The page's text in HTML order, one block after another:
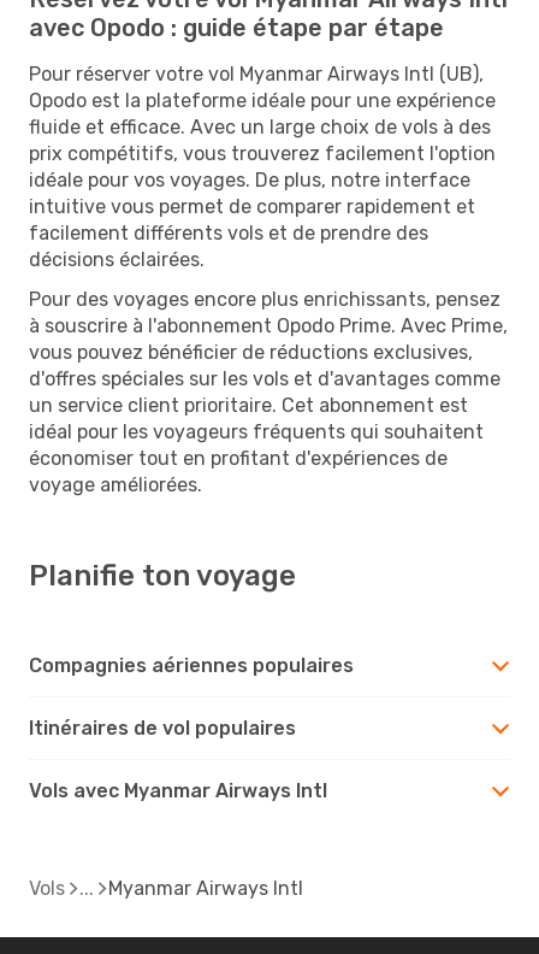
avec Opodo : guide étape par étape
Pour réserver votre vol Myanmar Airways Intl (UB),
Opodo est la plateforme idéale pour une expérience
fluide et efficace. Avec un large choix de vols à des
prix compétitifs, vous trouverez facilement l'option
idéale pour vos voyages. De plus, notre interface
intuitive vous permet de comparer rapidement et
facilement différents vols et de prendre des
décisions éclairées.
Pour des voyages encore plus enrichissants, pensez
à souscrire à l'abonnement Opodo Prime. Avec Prime,
vous pouvez bénéficier de réductions exclusives,
d'offres spéciales sur les vols et d'avantages comme
un service client prioritaire. Cet abonnement est
idéal pour les voyageurs fréquents qui souhaitent
économiser tout en profitant d'expériences de
voyage améliorées.
Planifie ton voyage
Compagnies aériennes populaires
Itinéraires de vol populaires
Vols avec Myanmar Airways Intl
Vols Myanmar Airways Intl